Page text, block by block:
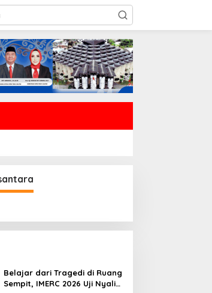
Belajar dari Tragedi di Ruang
Sempit, IMERC 2026 Uji Nyali